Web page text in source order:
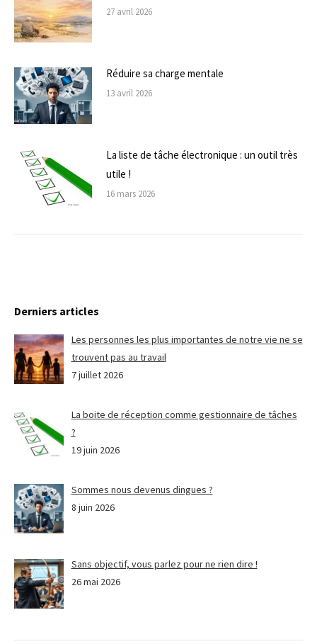
27 avril 2026
Réduire sa charge mentale
13 avril 2026
La liste de tâche électronique : un outil très
utile !
16 mars 2026
Derniers articles
Les personnes les plus importantes de notre vie ne se
trouvent pas au travail
7 juillet 2026
La boite de réception comme gestionnaire de tâches
?
19 juin 2026
Sommes nous devenus dingues ?
8 juin 2026
Sans objectif, vous parlez pour ne rien dire !
26 mai 2026